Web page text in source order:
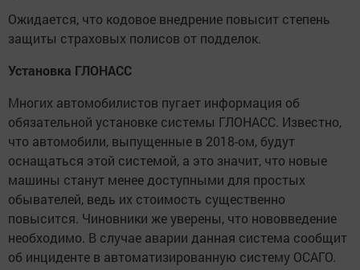
Ожидается, что кодовое внедрение повысит степень
защиты страховых полисов от подделок.
Установка ГЛОНАСС
Многих автомобилистов пугает информация об
обязательной установке системы ГЛОНАСС. Известно,
что автомобили, выпущенные в 2018-ом, будут
оснащаться этой системой, а это значит, что новые
машины станут менее доступными для простых
обывателей, ведь их стоимость существенно
повысится. Чиновники же уверены, что нововведение
необходимо. В случае аварии данная система сообщит
об инциденте в автоматизированную систему ОСАГО.